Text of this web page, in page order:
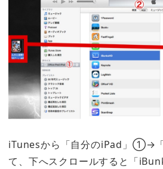
iTunesから「自分のiPad」①→
て、下へスクロールすると「